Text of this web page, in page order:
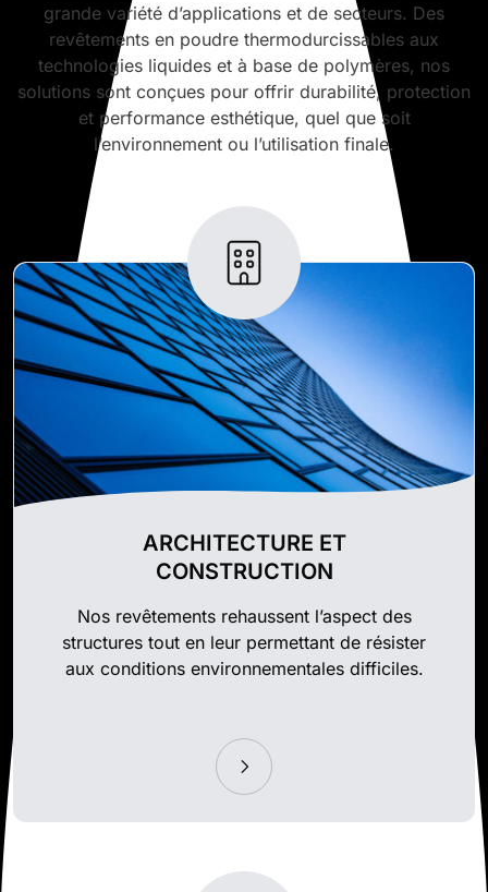
grande variété d’applications et de secteurs. Des
revêtements en poudre thermodurcissables aux
technologies liquides et à base de polymères, nos
solutions sont conçues pour offrir durabilité, protection
et performance esthétique, quel que soit
l’environnement ou l’utilisation finale.
ARCHITECTURE ET
CONSTRUCTION
Nos revêtements rehaussent l’aspect des
structures tout en leur permettant de résister
aux conditions environnementales difficiles.